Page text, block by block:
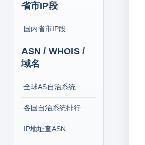
省市IP段
国内省市IP段
ASN / WHOIS /
域名
全球AS自治系统
各国自治系统排行
IP地址查ASN